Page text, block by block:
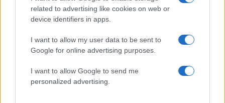
related to advertising like cookies on web or
device identifiers in apps.
I want to allow my user data to be sent to
Google for online advertising purposes.
I want to allow Google to send me
personalized advertising.
. Το site προστατεύεται από reCAPTCHA, ισχύουν
Πολιτική Απορρήτου&Όροι Χρήσηςτης Google.
ΑΠΑΤΗ
ΘΕΣΣΑΛΟΝΙΚΗ
ΛΑΔΙ
ΝΟΘΕΙΑ
Share: